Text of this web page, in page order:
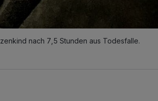
nach 7,5 Stunden aus Todesfalle.